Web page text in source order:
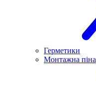
Герметики
Монтажна піна